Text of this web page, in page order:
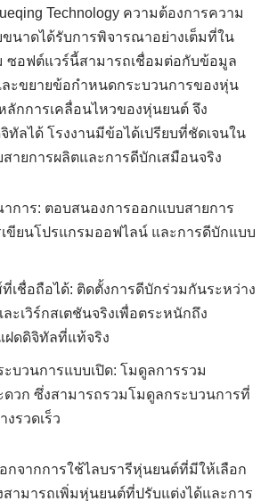
Technology ความต้องการความ
นาดได้รับการพิจารณาอย่างเต็มที่ใน
ซอฟต์แวร์นี้สามารถเชื่อมต่อกับข้อมูล
ะขยายข้อกำหนดกระบวนการของหุ่น
ลักการเคลื่อนไหวของหุ่นยนต์ จึง
ทัลได้ โรงงานมีข้อได้เปรียบที่ชัดเจนใน
ายการผลิตและการดีบักเสมือนจริง
การ: ตอบสนองการออกแบบสายการ
ขียนโปรแกรมออฟไลน์ และการดีบักแบบ
เชื่อถือได้: ติดตั้งการดีบักร่วมกันระหว่าง
ะเวิร์กสเตชันจริงเพื่อตระหนักถึง
ฝดดิจิทัลที่แท้จริง
บวนการแบบเปิด: โมดูลการรวม
ดวก ซึ่งสามารถรวมโมดูลกระบวนการที่
งรวดเร็ว
กจากการใช้ไลบรารีหุ่นยนต์ที่มีให้เลือก
ามารถเพิ่มหุ่นยนต์ที่ปรับแต่งได้และการ